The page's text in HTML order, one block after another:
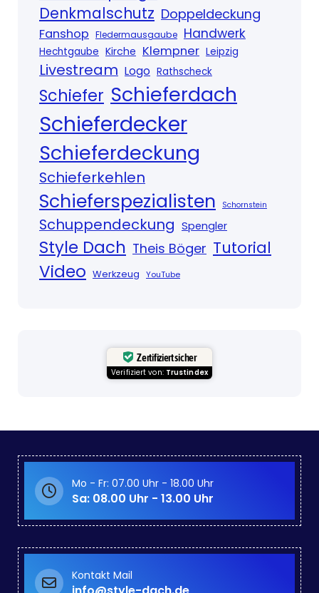
Denkmalschutz Doppeldeckung
Fanshop Fledermausgaube Handwerk
Hechtgaube Kirche Klempner Leipzig
Livestream Logo Rathscheck
Schiefer Schieferdach
Schieferdecker
Schieferdeckung
Schieferkehlen
Schieferspezialisten Schornstein
Schuppendeckung Spengler
Style Dach Theis Böger Tutorial
Video Werkzeug YouTube
Zertifiziert sicher
Verifiziert von: Trustindex
Mo - Fr: 07.00 Uhr - 18.00 Uhr
Sa: 08.00 Uhr - 13.00 Uhr
Kontakt Mail